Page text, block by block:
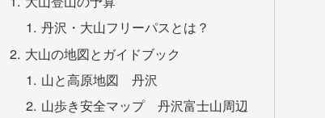
丹沢・大山フリーパスとは？
大山の地図とガイドブック
山と高原地図 丹沢
山歩き安全マップ 丹沢富士山周辺